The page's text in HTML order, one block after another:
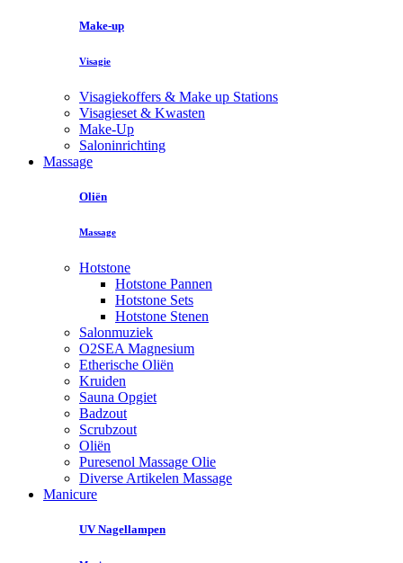
Make-up
Visagie
Visagiekoffers & Make up Stations
Visagieset & Kwasten
Make-Up
Saloninrichting
Massage
Oliën
Massage
Hotstone
Hotstone Pannen
Hotstone Sets
Hotstone Stenen
Salonmuziek
O2SEA Magnesium
Etherische Oliën
Kruiden
Sauna Opgiet
Badzout
Scrubzout
Oliën
Puresenol Massage Olie
Diverse Artikelen Massage
Manicure
UV Nagellampen